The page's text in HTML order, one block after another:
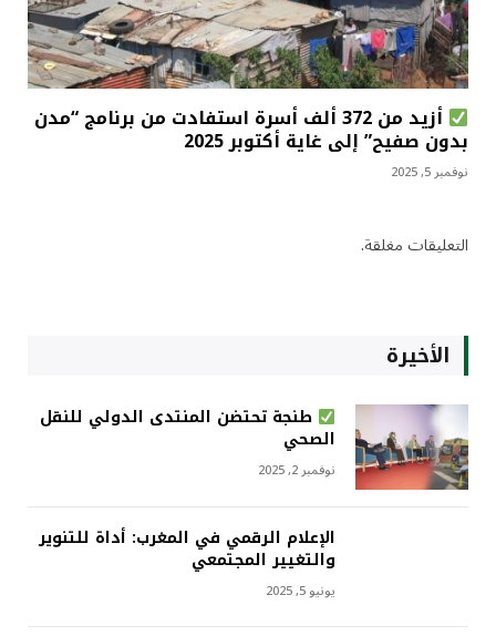
أزيد من 372 ألف أسرة استفادت من برنامج “مدن
بدون صفيح” إلى غاية أكتوبر 2025
نوفمبر 5, 2025
التعليقات مغلقة.
الأخيرة
طنجة تحتضن المنتدى الدولي للنقل
الصحي
نوفمبر 2, 2025
الإعلام الرقمي في المغرب: أداة للتنوير
والتغيير المجتمعي
يونيو 5, 2025